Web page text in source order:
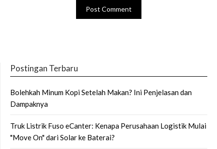
Postingan Terbaru
Bolehkah Minum Kopi Setelah Makan? Ini Penjelasan dan
Dampaknya
Truk Listrik Fuso eCanter: Kenapa Perusahaan Logistik Mulai
"Move On" dari Solar ke Baterai?